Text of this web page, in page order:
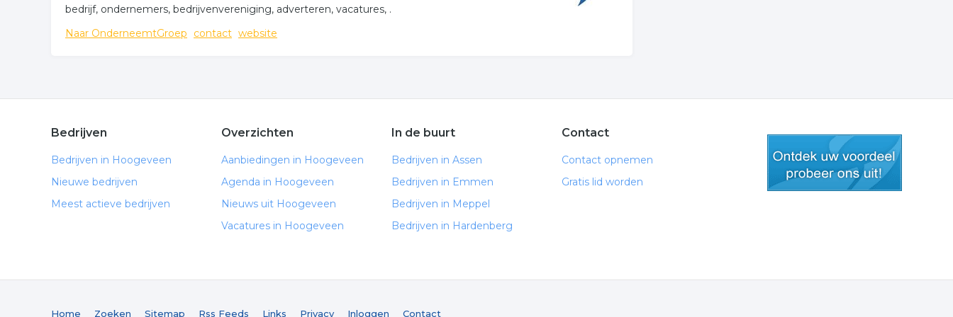
bedrijf, ondernemers, bedrijvenvereniging, adverteren, vacatures, .
Naar OnderneemtGroep
contact website
Bedrijven
Bedrijven in Hoogeveen
Nieuwe bedrijven
Meest actieve bedrijven
Overzichten
Aanbiedingen in Hoogeveen
Agenda in Hoogeveen
Nieuws uit Hoogeveen
Vacatures in Hoogeveen
In de buurt
Bedrijven in Assen
Bedrijven in Emmen
Bedrijven in Meppel
Bedrijven in Hardenberg
Contact
Contact opnemen
Gratis lid worden
Home Zoeken Sitemap Rss Feeds Links Privacy Inloggen Contact